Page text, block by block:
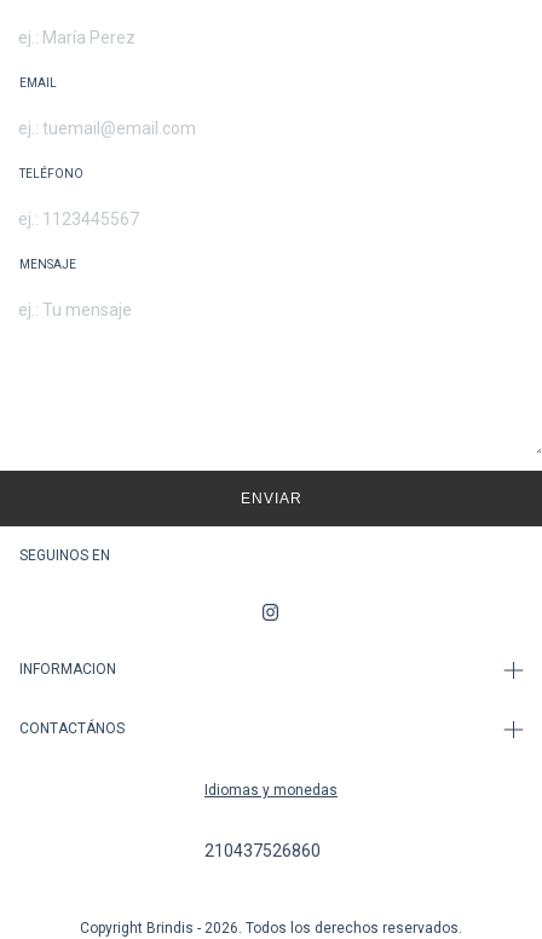
EMAIL
TELÉFONO
MENSAJE
ENVIAR
SEGUINOS EN
INFORMACION
CONTACTÁNOS
Idiomas y monedas
210437526860
Copyright Brindis - 2026. Todos los derechos reservados.